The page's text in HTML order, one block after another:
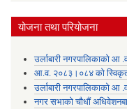
योजना तथा परियोजना
उर्लाबारी नगरपालिकाको
आ.व. २०८३।०८४ को स्विकृत
उर्लाबारी नगरपालिकाको
नगर सभाको चौधौं